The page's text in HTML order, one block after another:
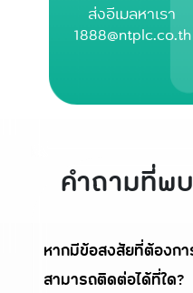
ส่งอีเมลหาเรา
1888@ntplc.co.th
คำถามที่พ
หากมีข้อสงสัยที่ต้องก
สามารถติดต่อได้ที่ใด?